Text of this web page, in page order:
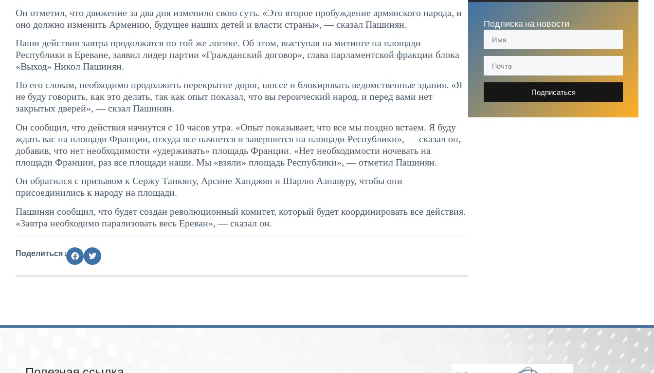
Он отметил, что движение за два дня изменило свою суть. «Это второе пробуждение армянского народа, и
оно должно изменить Армению, будущее наших детей и власти страны», — сказал Пашинян.
Наши действия завтра продолжатся по той же логике. Об этом, выступая на митинге на площади
Республики в Ереване, заявил лидер партии «Гражданский договор», глава парламентской фракции блока
«Выход» Никол Пашинян.
По его словам, необходимо продолжить перекрытие дорог, шоссе и блокировать ведомственные здания. «Я
не буду говорить, как это делать, так как опыт показал, что вы героический народ, и перед вами нет
закрытых дверей», — скзал Пашинян.
Он сообщил, что действия начнутся с 10 часов утра. «Опыт показывает, что все мы поздно встаем. Я буду
ждать вас на площади Франции, откуда все начнется и завершится на площади Республики», — сказал он,
добавив, что нет необходимости «удерживать» площадь Франции. «Нет необходимости ночевать на
площади Франции, раз все площади наши. Мы «взяли» площадь Республики», — отметил Пашинян.
Он обратился с призывом к Сержу Танкяну, Арсине Ханджян и Шарлю Азнавуру, чтобы они
присоединились к народу на площади.
Пашинян сообщил, что будет создан революционный комитет, который будет координировать все действия.
«Завтра необходимо парализовать весь Ереван», — сказал он.
Поделиться :
Подписка на новости
Подписаться